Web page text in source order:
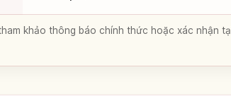
khảo thông báo chính thức hoặc xác nhận